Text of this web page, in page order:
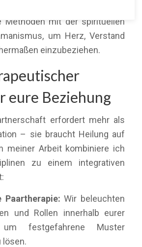
Methoden mit der spirituellen
um Herz, Verstand
einzubeziehen.
eure Beziehung
erfordert mehr als
– sie braucht Heilung auf
meiner Arbeit kombiniere ich
zu einem integrativen
Paartherapie: Wir beleuchten
und Rollen innerhalb eurer
um festgefahrene Muster
lösen.